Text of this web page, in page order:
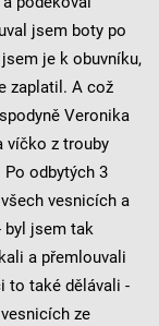
jsem boty po
je k obuvníku,
zaplatil. A což
Veronika
víčko z trouby
Po odbytých 3
vesnicích a
byl jsem tak
a přemlouvali
to také dělávali -
ze